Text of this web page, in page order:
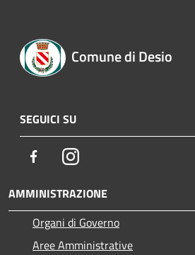
Comune di Desio
SEGUICI SU
FacebookInstagram
AMMINISTRAZIONE
Organi di Governo
Aree Amministrative